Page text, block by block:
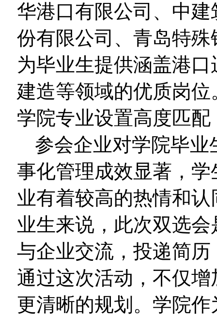
华港口有限公司、中
份有限公司、青岛特
为毕业生提供涵盖港
建造等领域的优质岗
学院专业设置高度匹
参会企业对学院毕
事化管理成效显著，
业有着较高的热情和
业生来说，此次双选
与企业交流，投递简
通过这次活动，不仅
更清晰的规划。学院